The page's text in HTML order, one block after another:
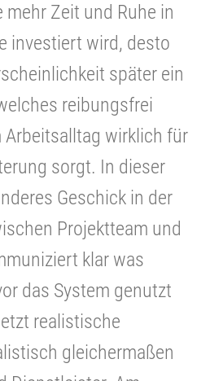
Zeit und Ruhe in
investiert wird, desto
später ein
reibungsfrei
wirklich für
sorgt. In dieser
Geschick in der
Projektteam und
klar was
das System genutzt
realistische
gleichermaßen